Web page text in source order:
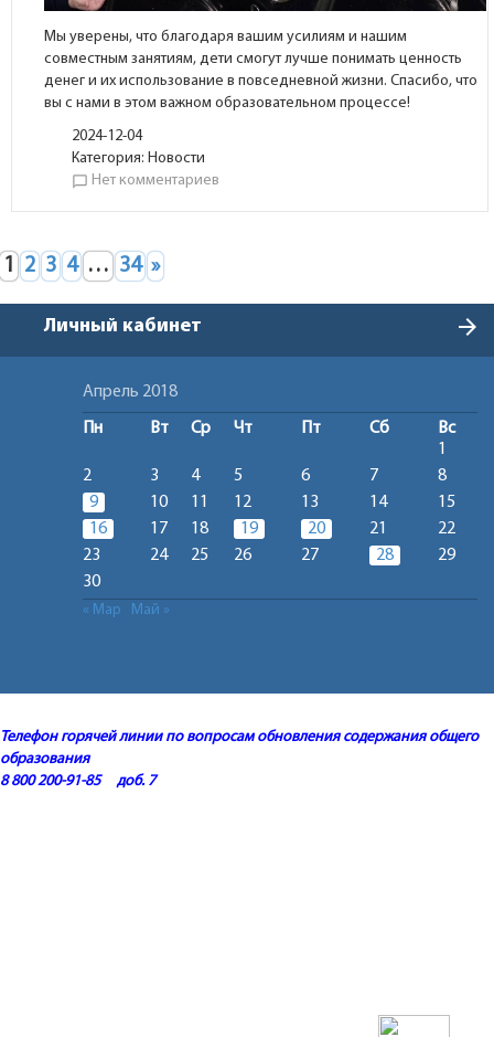
Мы уверены, что благодаря вашим усилиям и нашим
совместным занятиям, дети смогут лучше понимать ценность
денег и их использование в повседневной жизни. Спасибо, что
вы с нами в этом важном образовательном процессе!
2024-12-04
Категория:Новости
chat_bubble_outline Нет комментариев
1 2 3 4 … 34 »
Личный кабинет arrow_forward
Апрель 2018
Пн Вт Ср Чт Пт Сб
Вс
1
2
3 4 5 6 7
8
9
10 11 12 13 14
15
16
17 18 19 20 21
22
23
24 25 26 27 28
29
30
« Мар Май »
Телефон горячей линии по вопросам обновления содержания общего
образования
8 800 200-91-85 доб. 7